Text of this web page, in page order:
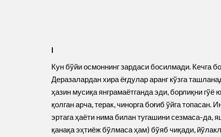
I
Кун бўйи осмоннинг зардаси босилмади. Кечга
Деразалардан хира ёғдулар аранг кўзга
ҳазин мусиқа янграмаётганда эди, борлиқни
қолган арча, терак, чинорга боғиб ўйга
эртага ҳаёти нима билан тугашини сезмаса-да,
қанақа эҳтиёж бўлмаса ҳам) бўяб чиқади,